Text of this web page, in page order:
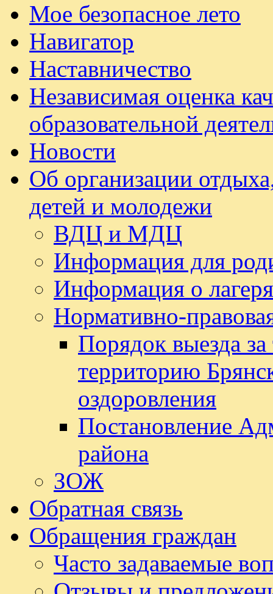
Мое безопасное лето
Навигатор
Наставничество
Независимая оценка
образовательной
Новости
Об организации
детей и молодежи
ВДЦ и МДЦ
Информация для
Информация о
Нормативно-
Порядок выезда
территорию
оздоровления
Постановление
района
ЗОЖ
Обратная связь
Обращения граждан
Часто задаваемые